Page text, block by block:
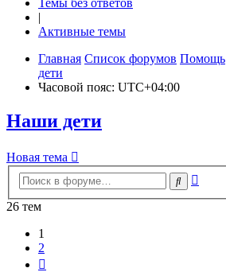
|
Активные темы
Главная Список форумов Помощь
дети
Часовой пояс: UTC+04:00
Наши дети
Новая
тема
Новая тема
Поиск
26 тем
1
2